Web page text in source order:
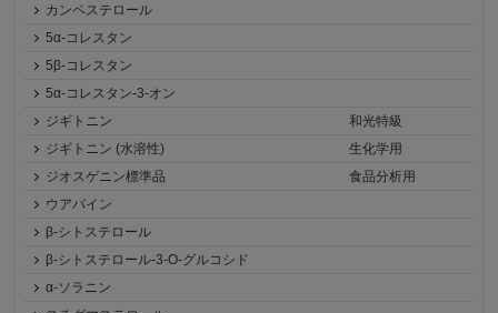
カンペステロール
5α-コレスタン
5β-コレスタン
5α-コレスタン-3-オン
ジギトニン
和光特級
ジギトニン (水溶性)
生化学用
ジオスゲニン標準品
食品分析用
ウアバイン
β-シトステロール
β-シトステロール-3-O-グルコシド
α-ソラニン